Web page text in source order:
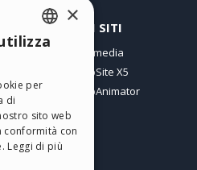
ALTRI SITI
Incomedia
WebSite X5
WebAnimator
ENGLISH
SPANISH
PORTUGUESE
×
per
di
sito web
conformità con
Leggi di più